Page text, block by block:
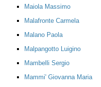
Maiola Massimo
Malafronte Carmela
Malano Paola
Malpangotto Luigino
Mambelli Sergio
Mammi' Giovanna Maria